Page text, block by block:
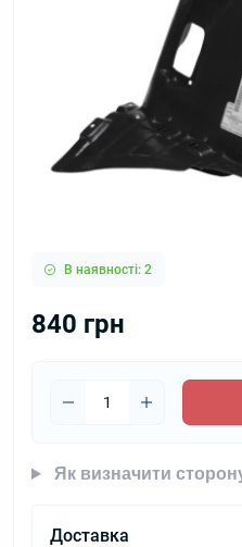
В наявності: 2
840 грн
Як визначити
Доставка